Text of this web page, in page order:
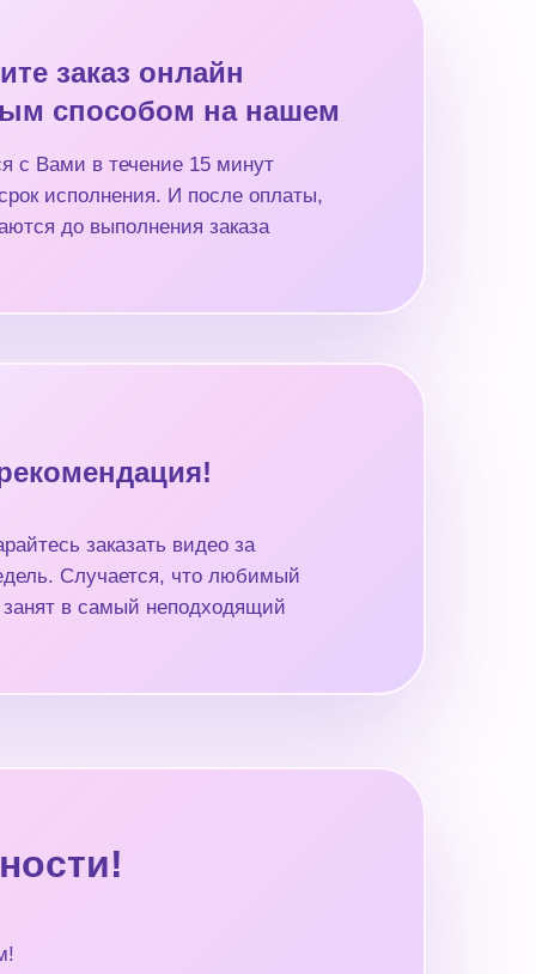
с Вами в течение 15 минут
исполнения. И после оплаты,
до выполнения заказа
заказ онлайн
способом на нашем
заказать видео за
Случается, что любимый
в самый неподходящий